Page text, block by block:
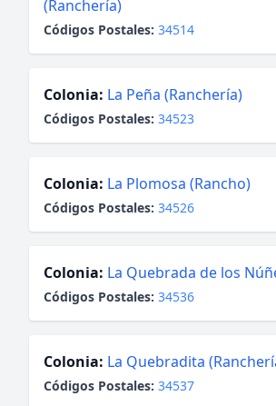
(Ranchería)
Códigos Postales: 34514
Colonia: La Peña (Ranchería)
Códigos Postales: 34523
Colonia: La Plomosa (Rancho)
Códigos Postales: 34526
Colonia: La Quebrada de los
Códigos Postales: 34536
Colonia: La Quebradita
Códigos Postales: 34537